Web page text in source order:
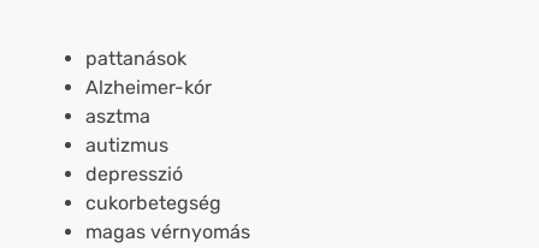
pattanások
Alzheimer-kór
asztma
autizmus
depresszió
cukorbetegség
magas vérnyomás